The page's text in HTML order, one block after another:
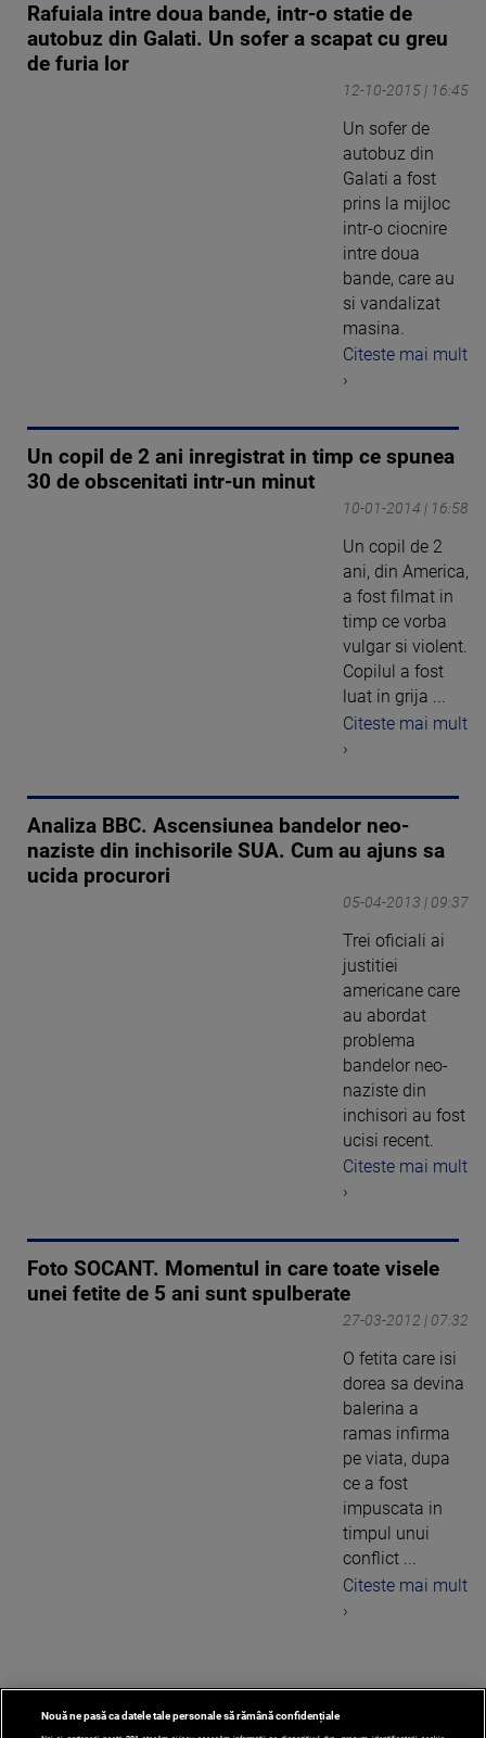
Rafuiala intre doua bande, intr-o statie de
autobuz din Galati. Un sofer a scapat cu greu
de furia lor
12-10-2015 | 16:45
Un sofer de
autobuz din
Galati a fost
prins la mijloc
intr-o ciocnire
intre doua
bande, care au
si vandalizat
masina.
Citeste mai mult
›
Un copil de 2 ani inregistrat in timp ce spunea
30 de obscenitati intr-un minut
10-01-2014 | 16:58
Un copil de 2
ani, din America,
a fost filmat in
timp ce vorba
vulgar si violent.
Copilul a fost
luat in grija ...
Citeste mai mult
›
Analiza BBC. Ascensiunea bandelor neo-
naziste din inchisorile SUA. Cum au ajuns sa
ucida procurori
05-04-2013 | 09:37
Trei oficiali ai
justitiei
americane care
au abordat
problema
bandelor neo-
naziste din
inchisori au fost
ucisi recent.
Citeste mai mult
›
Foto SOCANT. Momentul in care toate visele
unei fetite de 5 ani sunt spulberate
27-03-2012 | 07:32
O fetita care isi
dorea sa devina
balerina a
ramas infirma
pe viata, dupa
ce a fost
impuscata in
timpul unui
conflict ...
Citeste mai mult
›
Nouă ne pasă ca datele tale personale să rămână confidențiale